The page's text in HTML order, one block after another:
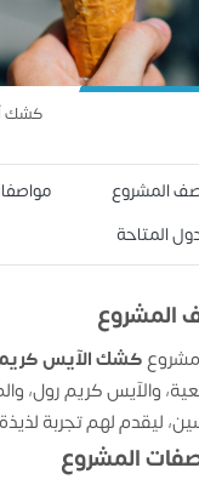
كشك
المشروع
المتاحة
المشروع
مشروعكشك الآيس
والآيس كريم رول،
ليقدم لهم تجربة
المشروع